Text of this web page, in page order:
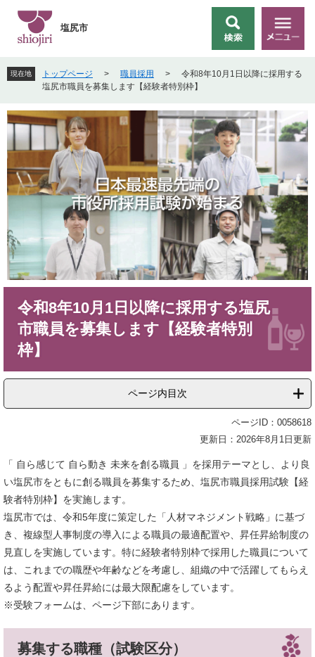
先
頭
す
。
を
飛
し
て
本
文
へ
索
メ
ニ
ー
塩尻市
現在地 トップページ > 職員採用 >
令和8年10月1日以降に採用する
塩尻市職員を募集します【経験者特別枠】
令和8年10月1日以降に採用する塩尻
市職員を募集します【経験者特別
枠】
ページ内目次
ページID：0058618
更新日：2026年8月1日更新
「 自ら感じて 自ら動き 未来を創る職員 」を採用テーマとし、より良
い塩尻市をともに創る職員を募集するため、塩尻市職員採用試験【経
験者特別枠】を実施します。
塩尻市では、令和5年度に策定した「人材マネジメント戦略」に基づ
き、複線型人事制度の導入による職員の最適配置や、昇任昇給制度の
見直しを実施しています。特に経験者特別枠で採用した職員について
は、これまでの職歴や年齢などを考慮し、組織の中で活躍してもらえ
るよう配置や昇任昇給には最大限配慮をしています。
​※受験フォームは、ページ下部にあります。
募集する職種（試験区分）